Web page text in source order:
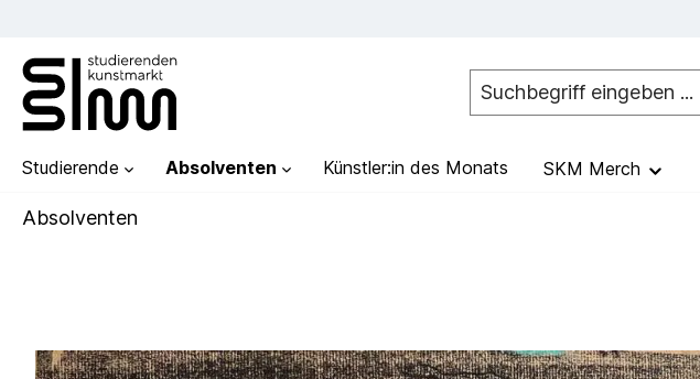
Studierende Absolventen Künstler:in des Monats SKM Merch
Absolventen